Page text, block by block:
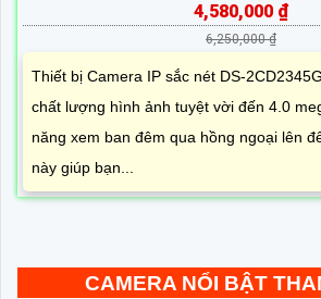
4,580,000 ₫
6,250,000 ₫
Thiết bị Camera IP sắc nét DS-
chất lượng hình ảnh tuyệt vời đến 4.0
năng xem ban đêm qua hồng ngoại lên
này giúp bạn...
CAMERA NỔI BẬT